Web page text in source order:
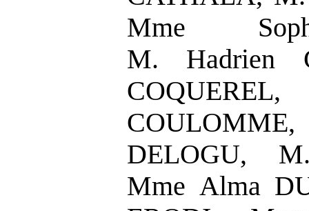
Mme
M. Hadrien
DELOGU,
Mme Alma